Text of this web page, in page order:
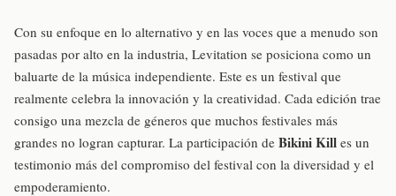
Con su enfoque en lo alternativo y en las voces que a menudo son
pasadas por alto en la industria, Levitation se posiciona como un
baluarte de la música independiente. Este es un festival que
realmente celebra la innovación y la creatividad. Cada edición trae
consigo una mezcla de géneros que muchos festivales más
grandes no logran capturar. La participación de Bikini Kill es un
testimonio más del compromiso del festival con la diversidad y el
empoderamiento.